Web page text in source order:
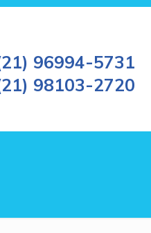
96994-5731
98103-2720